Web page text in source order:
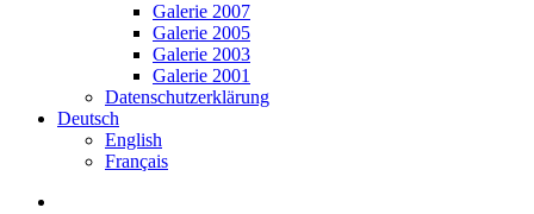
Galerie 2007
Galerie 2005
Galerie 2003
Galerie 2001
Datenschutzerklärung
Deutsch
English
Français